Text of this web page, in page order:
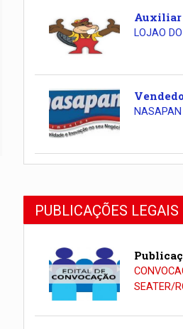
Auxiliar
LOJAO
PUBLICAÇÕES LEGAIS
SEATER/